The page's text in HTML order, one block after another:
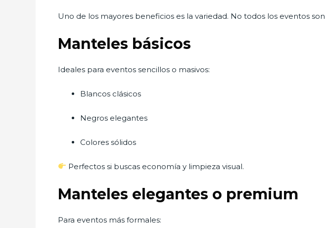
Uno de los mayores beneficios es la variedad. No todos los eventos
Manteles básicos
Ideales para eventos sencillos o masivos:
Blancos clásicos
Negros elegantes
Colores sólidos
Perfectos si buscas economía y limpieza visual.
Manteles elegantes o premium
Para eventos más formales: